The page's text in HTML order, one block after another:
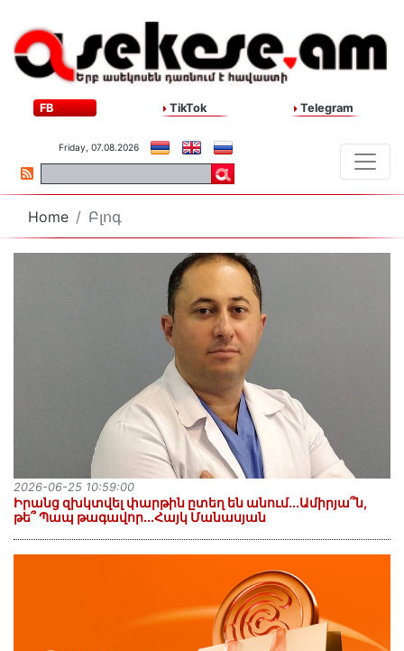
FB TikTok Telegram
Friday, 07.08.2026
Home Բլոգ
Իրանց զխկտվել փարթին ըտեղ են անում․․․Ամիրյա՞ն,
թե՞ Պապ թագավոր․․․Հայկ Մանասյան
2026-06-25 10:59:00